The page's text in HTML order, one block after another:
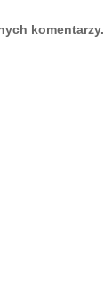
komentarzy.